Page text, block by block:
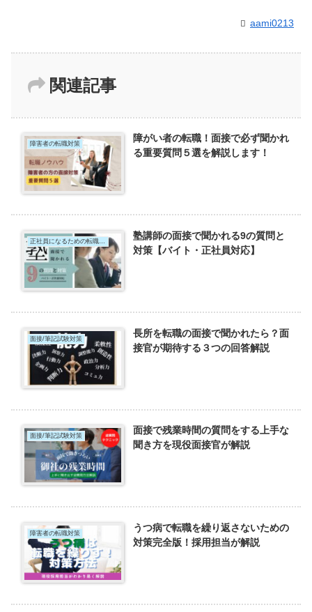
aami0213
関連記事
障害者の転職対策
障がい者の転職！面接で必ず聞かれ
る重要質問５選を解説します！
正社員になるための転職対策
塾講師の面接で聞かれる9の質問と
対策【バイト・正社員対応】
面接/筆記試験対策
長所を転職の面接で聞かれたら？面
接官が期待する３つの回答解説
面接/筆記試験対策
面接で残業時間の質問をする上手な
聞き方を現役面接官が解説
障害者の転職対策
うつ病で転職を繰り返さないための
対策完全版！採用担当が解説